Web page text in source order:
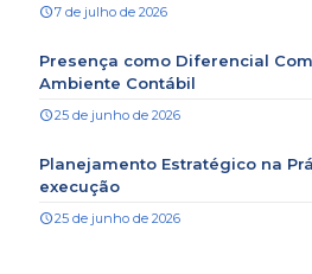
7 de julho de 2026
Presença como Diferencial
Ambiente Contábil
25 de junho de 2026
Planejamento Estratégico na
execução
25 de junho de 2026